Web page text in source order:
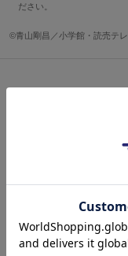
ストールとセットで使
Free
ださい。
©青山剛昌／小学館・読売テ
お買い物で困った時は
在庫商品は2〜4営業日